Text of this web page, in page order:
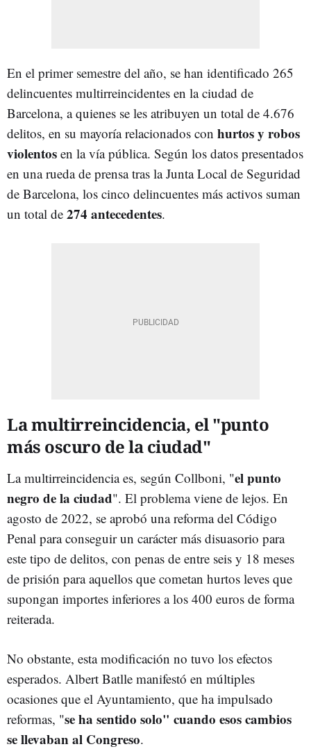
En el primer semestre del año, se han identificado 265
delincuentes multirreincidentes en la ciudad de
Barcelona, a quienes se les atribuyen un total de 4.676
delitos, en su mayoría relacionados con hurtos y robos
violentos en la vía pública. Según los datos presentados
en una rueda de prensa tras la Junta Local de Seguridad
de Barcelona, los cinco delincuentes más activos suman
un total de 274 antecedentes.
La multirreincidencia, el "punto
más oscuro de la ciudad"
La multirreincidencia es, según Collboni, "el punto
negro de la ciudad". El problema viene de lejos. En
agosto de 2022, se aprobó una reforma del Código
Penal para conseguir un carácter más disuasorio para
este tipo de delitos, con penas de entre seis y 18 meses
de prisión para aquellos que cometan hurtos leves que
supongan importes inferiores a los 400 euros de forma
reiterada.
No obstante, esta modificación no tuvo los efectos
esperados. Albert Batlle manifestó en múltiples
ocasiones que el Ayuntamiento, que ha impulsado
reformas, "se ha sentido solo" cuando esos cambios
se llevaban al Congreso.